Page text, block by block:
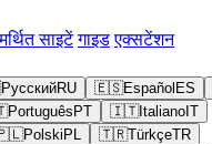
साइटें गाइड एक्सटेंशन
РусскийRU 🇪🇸Español ES
Português PT 🇮🇹Italiano IT
Polski PL 🇹🇷TürkçeTR